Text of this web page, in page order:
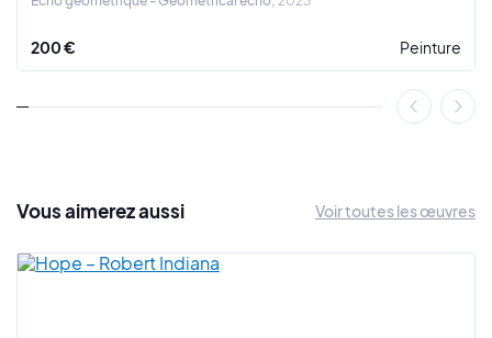
200 € Peinture
Vousaimerezaussi Voir toutes les œuvres